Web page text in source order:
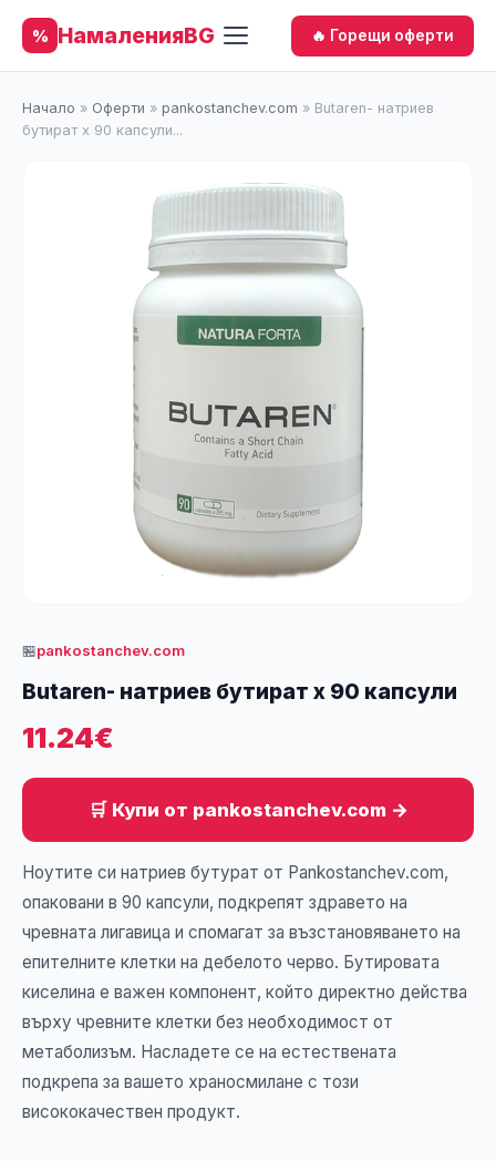
% НамаленияBG 🔥 Горещи оферти
Начало » Оферти » pankostanchev.com » Butaren- натриев
бутират х 90 капсули...
🏪pankostanchev.com
Butaren- натриев бутират х 90 капсули
11.24€
🛒 Купи от pankostanchev.com →
Ноутите си натриев бутурат от Pankostanchev.com,
опаковани в 90 капсули, подкрепят здравето на
чревната лигавица и спомагат за възстановяването на
епителните клетки на дебелото черво. Бутировата
киселина е важен компонент, който директно действа
върху чревните клетки без необходимост от
метаболизъм. Насладете се на естествената
подкрепа за вашето храносмилане с този
висококачествен продукт.